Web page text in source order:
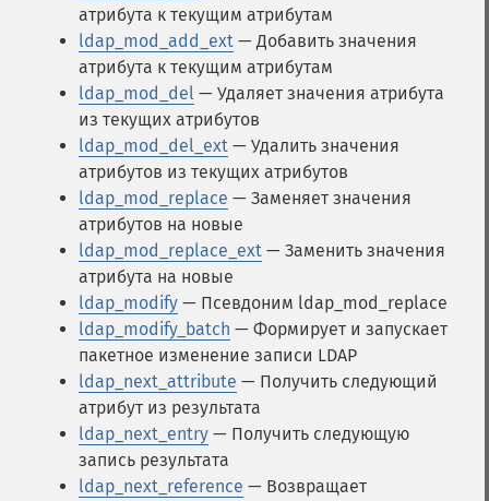
атрибута к текущим атрибутам
ldap_mod_add_ext — Добавить значения
атрибута к текущим атрибутам
ldap_mod_del — Удаляет значения атрибута
из текущих атрибутов
ldap_mod_del_ext — Удалить значения
атрибутов из текущих атрибутов
ldap_mod_replace — Заменяет значения
атрибутов на новые
ldap_mod_replace_ext — Заменить значения
атрибута на новые
ldap_modify — Псевдоним ldap_mod_replace
ldap_modify_batch — Формирует и запускает
пакетное изменение записи LDAP
ldap_next_attribute — Получить следующий
атрибут из результата
ldap_next_entry — Получить следующую
запись результата
ldap_next_reference — Возвращает